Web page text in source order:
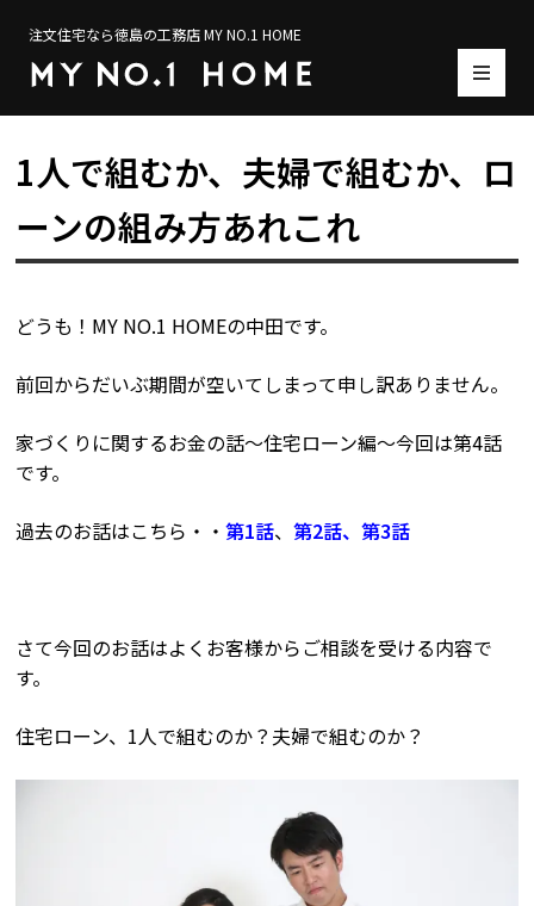
注文住宅なら徳島の工務店 MY NO.1 HOME
1人で組むか、夫婦で組むか、ロ
ーンの組み方あれこれ
どうも！MY NO.1 HOMEの中田です。
前回からだいぶ期間が空いてしまって申し訳ありません。
家づくりに関するお金の話～住宅ローン編～今回は第4話
です。
過去のお話はこちら・・第1話、第2話、第3話
さて今回のお話はよくお客様からご相談を受ける内容で
す。
住宅ローン、1人で組むのか？夫婦で組むのか？